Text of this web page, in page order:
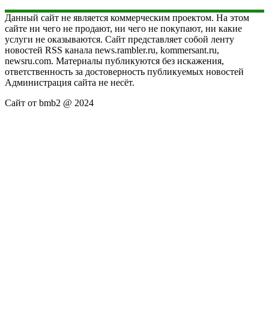
Данный сайт не является коммерческим проектом. На этом
сайте ни чего не продают, ни чего не покупают, ни какие
услуги не оказываются. Сайт представляет собой ленту
новостей RSS канала news.rambler.ru, kommersant.ru,
newsru.com. Материалы публикуются без искажения,
ответственность за достоверность публикуемых новостей
Администрация сайта не несёт.
Сайт от bmb2 @ 2024